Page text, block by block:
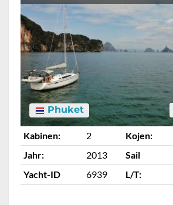
Phuket
Kabinen: 2 Kojen:
Jahr:
2013 Sail
Yacht-ID
6939 L/T: